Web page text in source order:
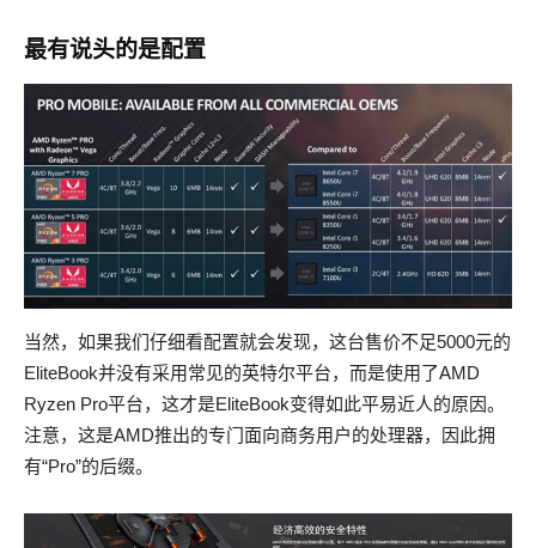
最有说头的是配置
当然，如果我们仔细看配置就会发现，这台售价不足5000元的
EliteBook并没有采用常见的英特尔平台，而是使用了AMD
Ryzen Pro平台，这才是EliteBook变得如此平易近人的原因。
注意，这是AMD推出的专门面向商务用户的处理器，因此拥
有“Pro”的后缀。